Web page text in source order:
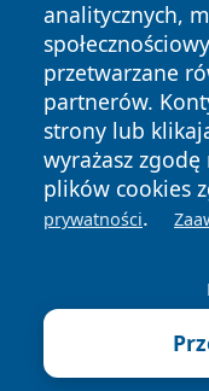
analitycznych,
przetwarzane
partnerów.
strony lub
wyrażasz
plików cookies
prywatności.
zastrzeżone.
News Autorzy